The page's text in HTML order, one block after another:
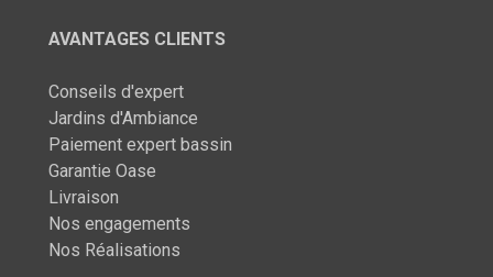
AVANTAGES CLIENTS
Conseils d'expert
Jardins d'Ambiance
Paiement expert bassin
Garantie Oase
Livraison
Nos engagements
Nos Réalisations